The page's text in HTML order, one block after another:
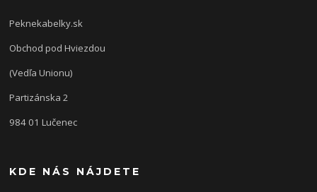
Peknekabelky.sk
Obchod pod Hviezdou
(Vedľa Unionu)
Partizánska 2
984 01 Lučenec
KDE NÁS NÁJDETE